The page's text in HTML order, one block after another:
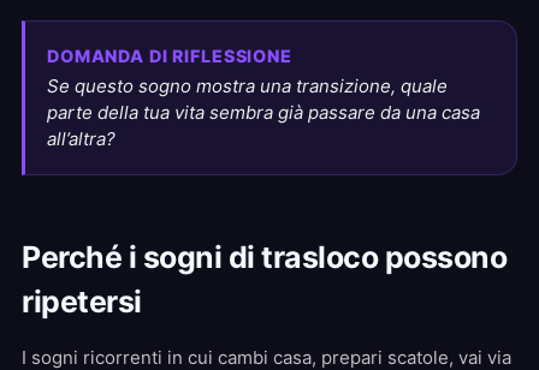
DOMANDA DI RIFLESSIONE
Se questo sogno mostra una transizione, quale
parte della tua vita sembra già passare da una casa
all’altra?
Perché i sogni di trasloco possono
ripetersi
I sogni ricorrenti in cui cambi casa, prepari scatole, vai via